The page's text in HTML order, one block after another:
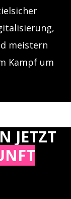
meistern
Kampf um
JETZT